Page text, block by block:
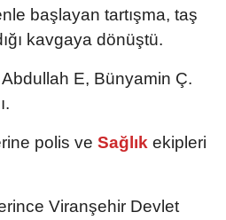
başlayan tartışma, taş
kavgaya dönüştü.
E, Bünyamin Ç.
polis ve Sağlık ekipleri
Viranşehir Devlet